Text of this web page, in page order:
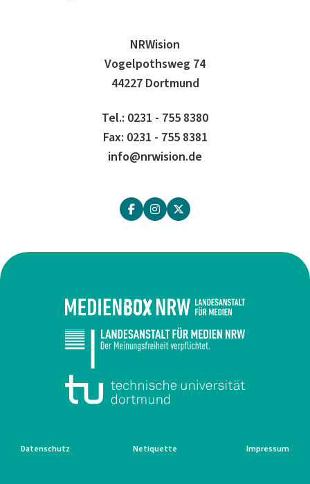
NRWision
Vogelpothsweg 74
44227 Dortmund
Tel.: 0231 - 755 8380
Fax: 0231 - 755 8381
info@nrwision.de
Datenschutz Netiquette Impressum